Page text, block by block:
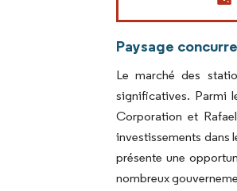
Paysage
Le marché des
significatives. Parmi
Corporation et
investissements dans
présente une
nombreux